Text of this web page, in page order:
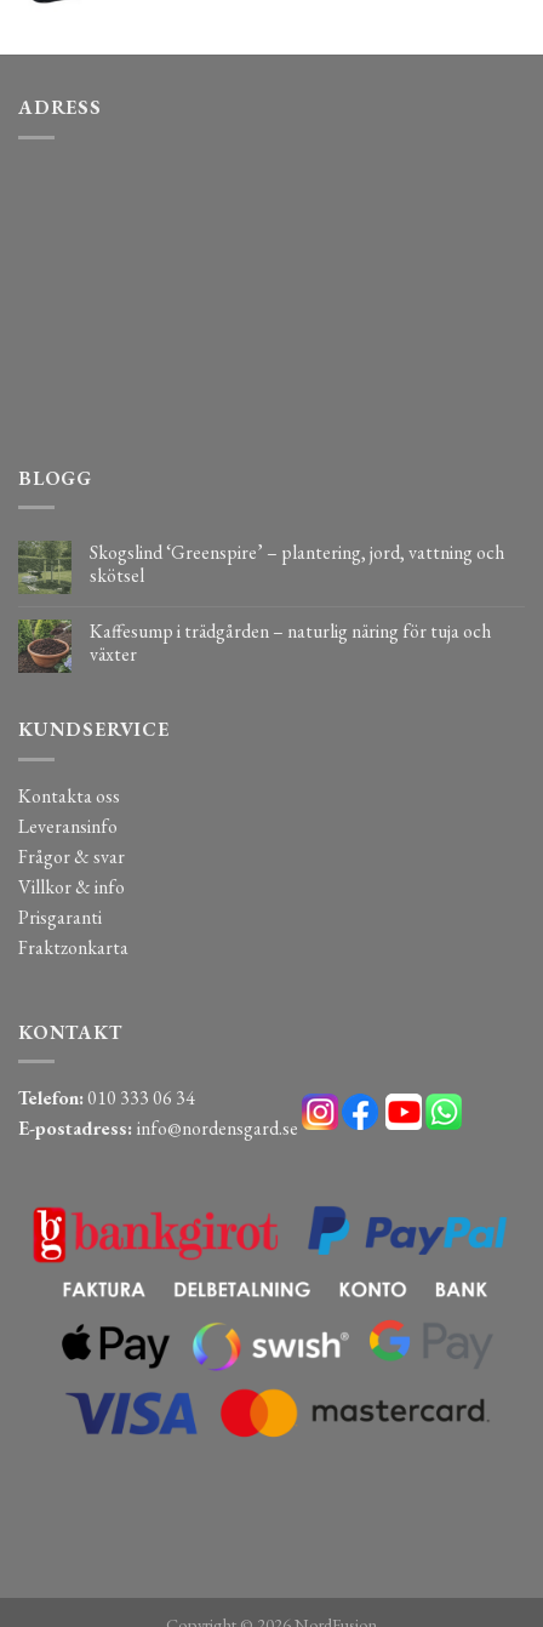
ADRESS
BLOGG
Skogslind ‘Greenspire’ – plantering, jord, vattning och
skötsel
Kaffesump i trädgården – naturlig näring för tuja och
växter
KUNDSERVICE
Kontakta oss
Leveransinfo
Frågor & svar
Villkor & info
Prisgaranti
Fraktzonkarta
KONTAKT
Telefon:010 333 06 34
E-postadress: info@nordensgard.se